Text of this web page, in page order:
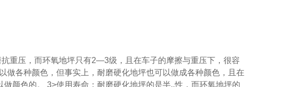
重压，而环氧地坪只有2—3级，且在车子的摩擦与重压下，很容
做各种颜色，但事实上，耐磨硬化地坪也可以做成各种颜色，且在
颜色的。 3>使用寿命：耐磨硬化地坪的是半..性，而环氧地坪的